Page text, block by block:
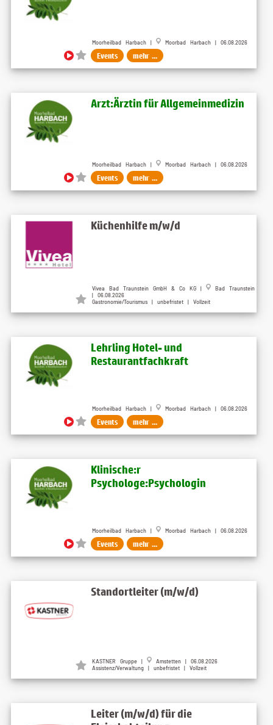
Moorheilbad Harbach | Moorbad Harbach | 06.08.2026
Events mehr ...
Arzt:Ärztin für Allgemeinmedizin
Moorheilbad Harbach | Moorbad Harbach | 06.08.2026
Events mehr ...
Küchenhilfe m/w/d
Vivea Bad Traunstein GmbH & Co KG |
Bad Traunstein
| 06.08.2026
Gastronomie/Tourismus | unbefristet | Vollzeit
Lehrling Hotel- und
Restaurantfachkraft
Moorheilbad Harbach | Moorbad Harbach | 06.08.2026
Events mehr ...
Klinische:r
Psychologe:Psychologin
Moorheilbad Harbach | Moorbad Harbach | 06.08.2026
Events mehr ...
Standortleiter (m/w/d)
KASTNER Gruppe |
Amstetten | 06.08.2026
Assistenz/Verwaltung | unbefristet | Vollzeit
Leiter (m/w/d) für die